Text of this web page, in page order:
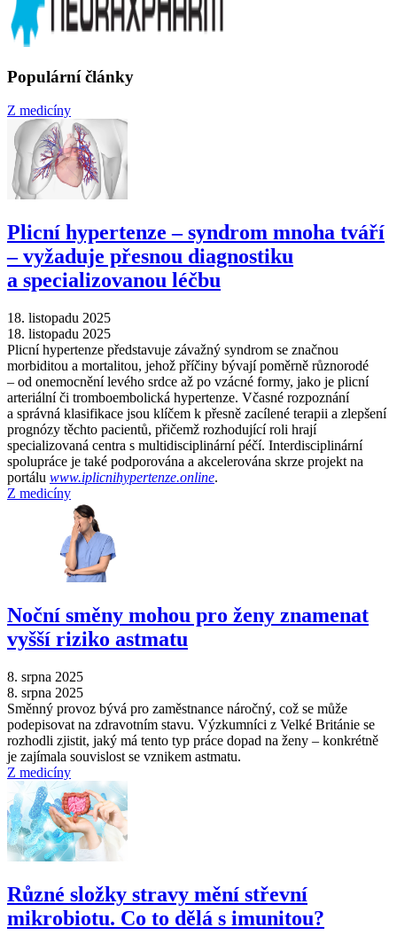
Populární články
Z medicíny
Plicní hypertenze –⁠ syndrom mnoha tváří
–⁠ vyžaduje přesnou diagnostiku
a specializovanou léčbu
18. listopadu 2025
18. listopadu 2025
Plicní hypertenze představuje závažný syndrom se značnou
morbiditou a mortalitou, jehož příčiny bývají poměrně různorodé
–⁠ od onemocnění levého srdce až po vzácné formy, jako je plicní
arteriální či tromboembolická hypertenze. Včasné rozpoznání
a správná klasifikace jsou klíčem k přesně zacílené terapii a zlepšení
prognózy těchto pacientů, přičemž rozhodující roli hrají
specializovaná centra s multidisciplinární péčí. Interdisciplinární
spolupráce je také podporována a akcelerována skrze projekt na
portálu www.iplicnihypertenze.online.
Z medicíny
Noční směny mohou pro ženy znamenat
vyšší riziko astmatu
8. srpna 2025
8. srpna 2025
Směnný provoz bývá pro zaměstnance náročný, což se může
podepisovat na zdravotním stavu. Výzkumníci z Velké Británie se
rozhodli zjistit, jaký má tento typ práce dopad na ženy –⁠ konkrétně
je zajímala souvislost se vznikem astmatu.
Z medicíny
Různé složky stravy mění střevní
mikrobiotu. Co to dělá s imunitou?